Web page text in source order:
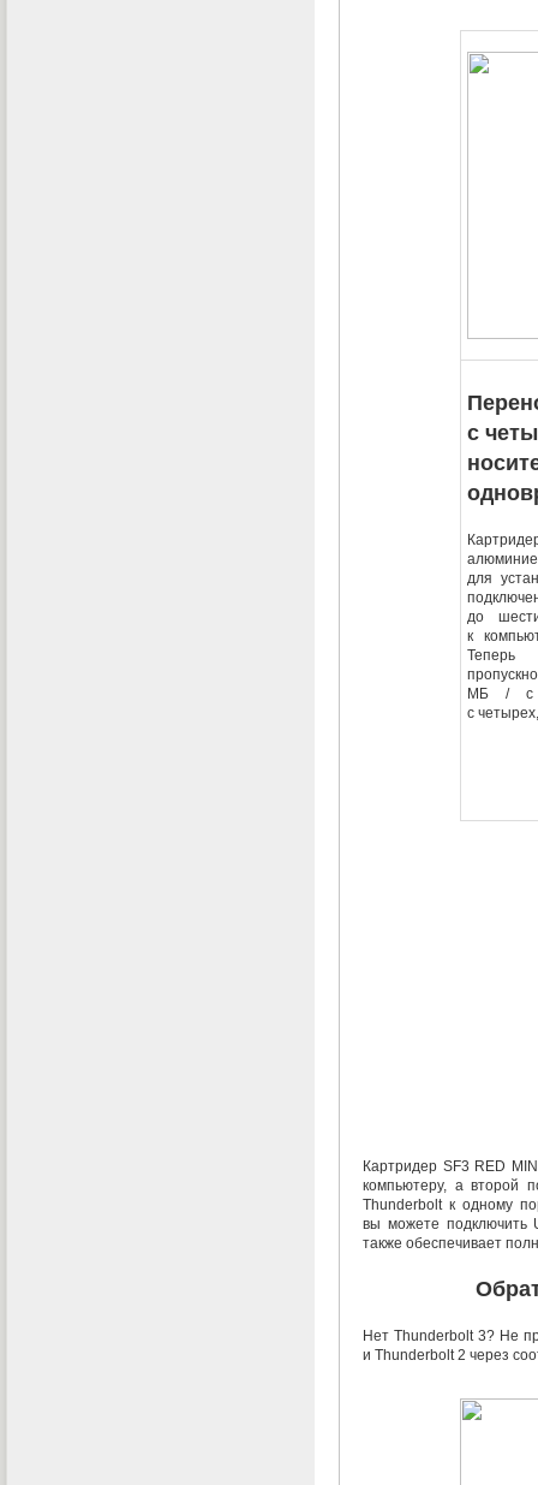
с
для
до
к
Теперь
МБ / с
с четырех,
Картридер SF3 RED
компьютеру, а второй
Thunderbolt к одному
вы можете подключить
также обеспечивает
Нет Thunderbolt 3? Не
и Thunderbolt 2 через